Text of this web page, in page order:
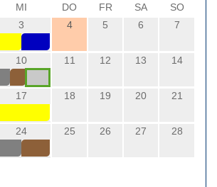
MI DO FR SA
SO
3 4 5 6 7
10 11 12 13 14
17 18 19 20 21
24 25 26 27 28